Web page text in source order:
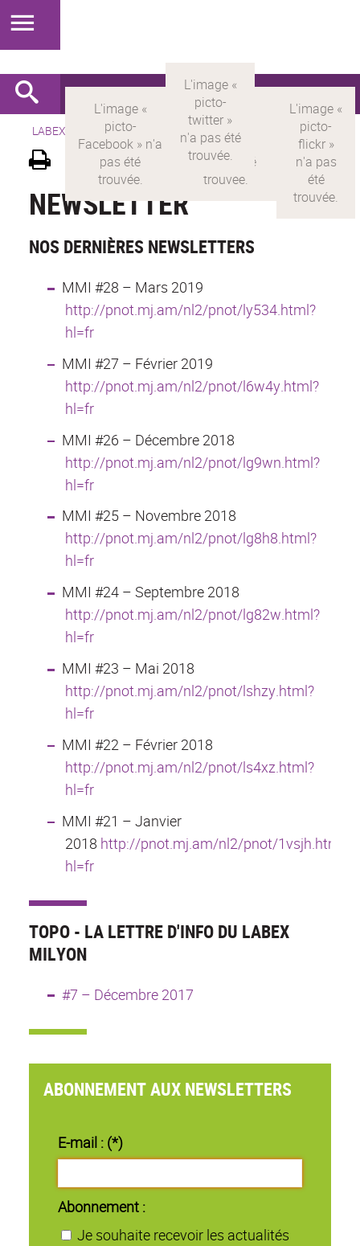
LABEX > LABEX MILYON Version française Newsletter
NEWSLETTER
NOS DERNIÈRES NEWSLETTERS
MMI #28 – Mars 2019
http://pnot.mj.am/nl2/pnot/ly534.html?
hl=fr
MMI #27 – Février 2019
http://pnot.mj.am/nl2/pnot/l6w4y.html?
hl=fr
MMI #26 – Décembre 2018
http://pnot.mj.am/nl2/pnot/lg9wn.html?
hl=fr
MMI #25 – Novembre 2018
http://pnot.mj.am/nl2/pnot/lg8h8.html?
hl=fr
MMI #24 – Septembre 2018
http://pnot.mj.am/nl2/pnot/lg82w.html?
hl=fr
MMI #23 – Mai 2018
http://pnot.mj.am/nl2/pnot/lshzy.html?
hl=fr
MMI #22 – Février 2018
http://pnot.mj.am/nl2/pnot/ls4xz.html?
hl=fr
MMI #21 – Janvier
2018 http://pnot.mj.am/nl2/pnot/1vsjh.html?
hl=fr
TOPO - LA LETTRE D'INFO DU LABEX
MILYON
#7 – Décembre 2017
ABONNEMENT AUX NEWSLETTERS
E-mail : (*)
Abonnement :
Je souhaite recevoir les actualités